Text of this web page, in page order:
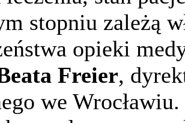
stopniu zależą
opieki
Freier,
we